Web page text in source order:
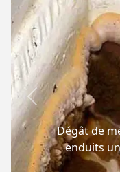
Dégât de
enduits
Previous